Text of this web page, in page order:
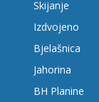
Skijanje
Izdvojeno
Bjelašnica
Jahorina
BH Planine